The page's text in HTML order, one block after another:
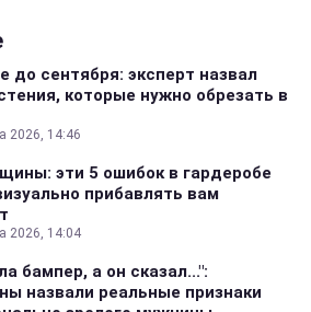
до сентября: эксперт назвал
которые нужно обрезать в
2026, 14:46
эти 5 ошибок в гардеробе
прибавлять вам
2026, 14:04
бампер, а он сказал...":
назвали реальные признаки